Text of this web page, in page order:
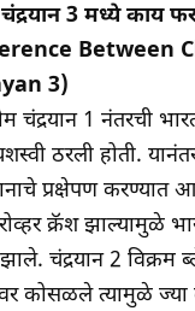
3 मध्ये काय
Between
3)
चंद्रयान 1 नंतरची
ठरली होती.
प्रक्षेपण करण्यात
क्रॅश झाल्यामुळे
चंद्रयान 2 विक्रम
कोसळले त्यामुळे